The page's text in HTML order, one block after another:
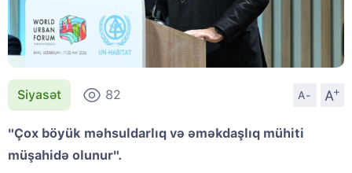
Siyasət 82 A- A
+
"Çox böyük məhsuldarlıq və əməkdaşlıq mühiti
müşahidə olunur".